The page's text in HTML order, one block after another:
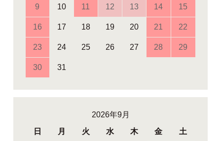
9 10 11 12 13 14 15
16 17 18 19 20 21 22
23 24 25 26 27 28 29
30 31
2026年9月
日
月 火 水 木 金 土